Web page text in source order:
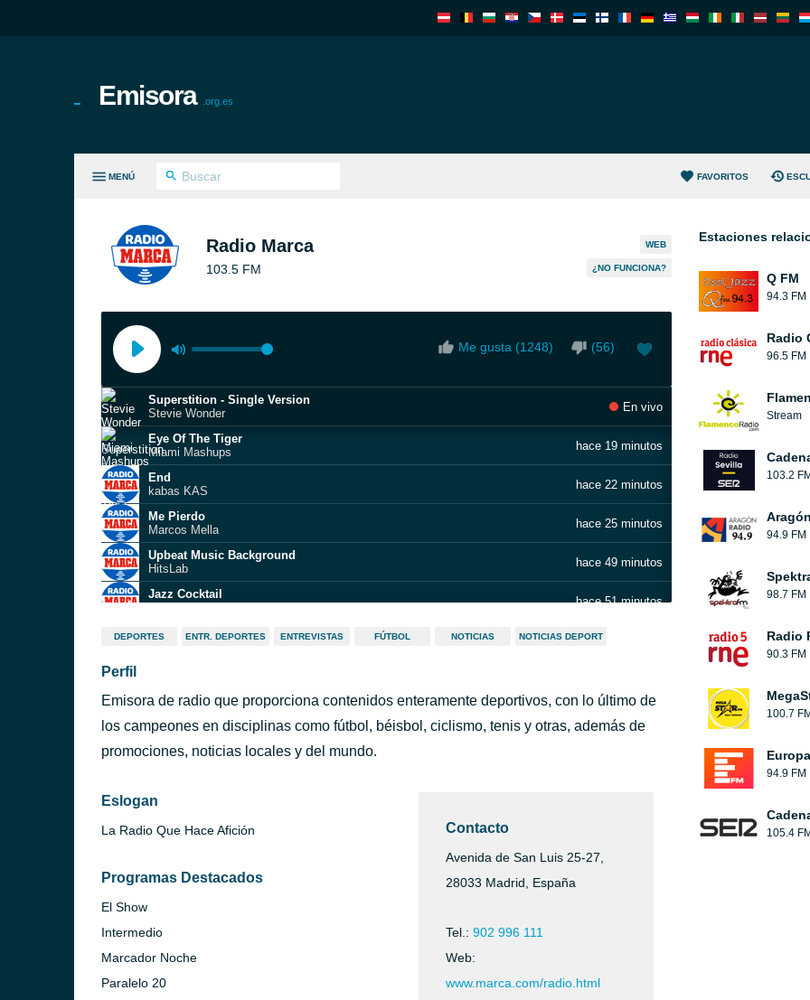
Emisora .org.es
MENÚ FAVORITOS
Radio Marca
103.5 FM
WEB
¿NO FUNCIONA?
Me gusta (1248) (56)
Superstition - Single Version
Stevie Wonder
En vivo
Eye Of The Tiger
Miami Mashups
hace 19 minutos
End
kabas KAS
hace 22 minutos
Me Pierdo
Marcos Mella
hace 25 minutos
Upbeat Music Background
HitsLab
hace 49 minutos
Jazz Cocktail
hace 51 minutos
Slide Tackle
hace 1 hora
Scary Pockets
hace 1 hora
Plus bleu que tes yeux
DEPORTES ENTR. DEPORTES ENTREVISTAS FÚTBOL NOTICIAS NOTICIAS DEPORT
Perfil
Emisora de radio que proporciona contenidos enteramente deportivos, con lo último de
los campeones en disciplinas como fútbol, béisbol, ciclismo, tenis y otras, además de
promociones, noticias locales y del mundo.
Eslogan
La Radio Que Hace Afición
Programas Destacados
El Show
Intermedio
Marcador Noche
Paralelo 20
Contacto
Avenida de San Luis 25-27,
28033 Madrid, España
Tel.: 902 996 111
Web:
www.marca.com/radio.html
Estaciones
Q FM
94.3 FM
Radio
96.5 FM
Stream
103.2 FM
94.9 FM
98.7 FM
Radio
90.3 FM
100.7 FM
94.9 FM
105.4 FM